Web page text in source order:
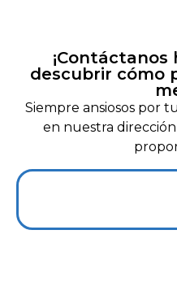
¡Contáctanos
descubrir cómo
Siempre ansiosos por
en nuestra